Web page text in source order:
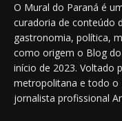
O Mural do Paraná é
curadoria de conteúdo
gastronomia, política,
como origem o Blog
início de 2023. Voltado
metropolitana e todo o
jornalista profissional